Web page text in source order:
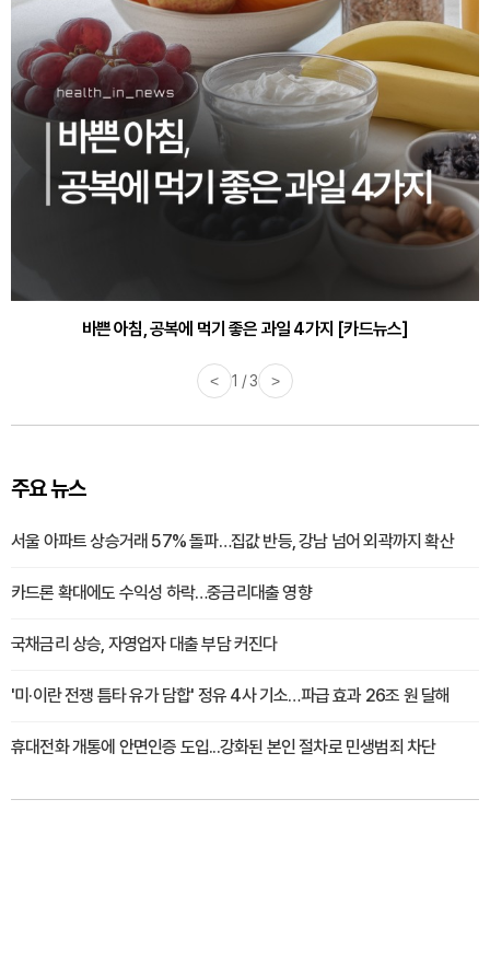
바쁜 아침, 공복에 먹기 좋은 과일 4가지 [카드뉴스]
< 1 / 3 >
주요 뉴스
서울 아파트 상승거래 57% 돌파…집값 반등, 강남 넘어 외곽까지 확산
카드론 확대에도 수익성 하락…중금리대출 영향
국채금리 상승, 자영업자 대출 부담 커진다
'미·이란 전쟁 틈타 유가 담합' 정유 4사 기소…파급 효과 26조 원 달해
휴대전화 개통에 안면인증 도입...강화된 본인 절차로 민생범죄 차단